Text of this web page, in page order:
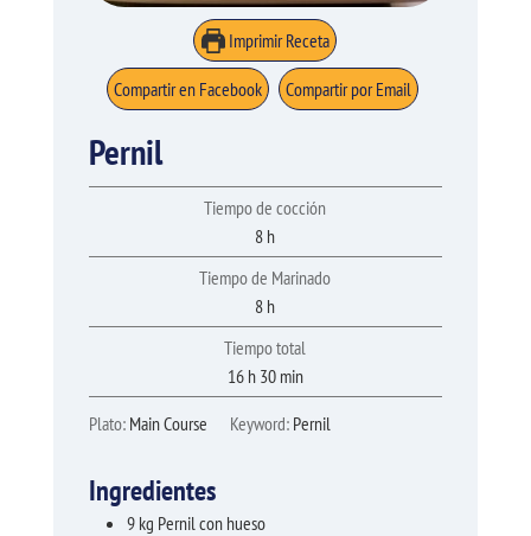
Imprimir Receta
Compartir en Facebook Compartir por Email
Pernil
Tiempo de cocción
8horas
h
Tiempo de Marinado
8horas
h
Tiempo total
16horas
h 30minutos
min
Plato: Main Course Keyword: Pernil
Ingredientes
9 kg Pernil con hueso